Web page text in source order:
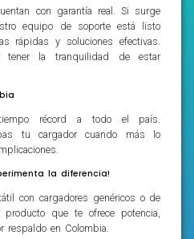
con garantía real. Si surge
equipo de soporte está listo
rápidas y soluciones efectivas.
tener la tranquilidad de estar
récord a todo el país.
tu cargador cuando más lo
la diferencia!
con cargadores genéricos o de
que te ofrece potencia,
respaldo en Colombia.